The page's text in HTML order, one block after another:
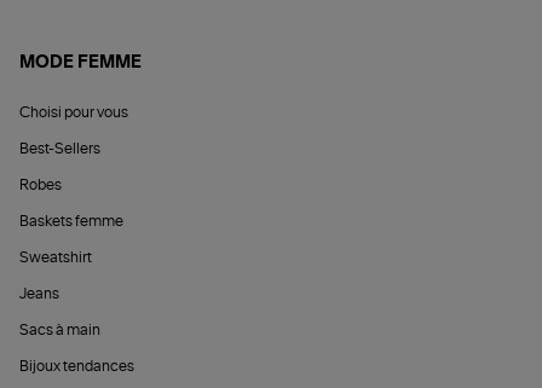
MODE FEMME
Choisi pour vous
Best-Sellers
Robes
Baskets femme
Sweatshirt
Jeans
Sacs à main
Bijoux tendances